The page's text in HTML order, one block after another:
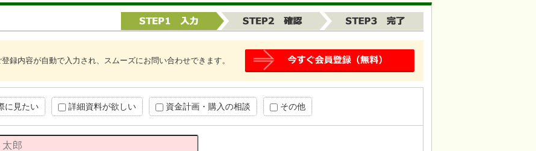
録内容が自動で入力され、スムーズにお問い合わせできます。
に見たい 詳細資料が欲しい 資金計画・購入の相談 その他